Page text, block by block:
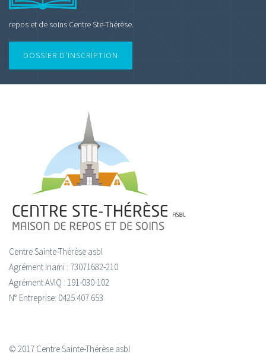
repos et de soins Centre Ste-Thérèse.
DOSSIER D'INSCRIPTION
Centre Sainte-Thérèse asbl
Agrément Inami : 73071682-210
Agrément AVIQ : 191-030-102
N° Entreprise: 0425.407.653
© 2017 Centre Sainte-Thérèse asbl